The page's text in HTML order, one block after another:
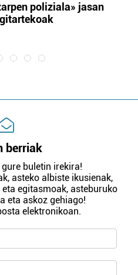
poliziala» jasan
berriak
buletin irekira!
asteko albiste ikusienak,
egitasmoak, asteburuko
eta askoz gehiago!
elektronikoan.